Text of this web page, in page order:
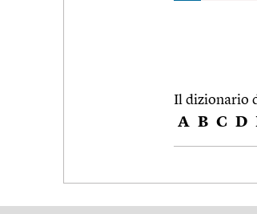
Il dizionario
A B C D